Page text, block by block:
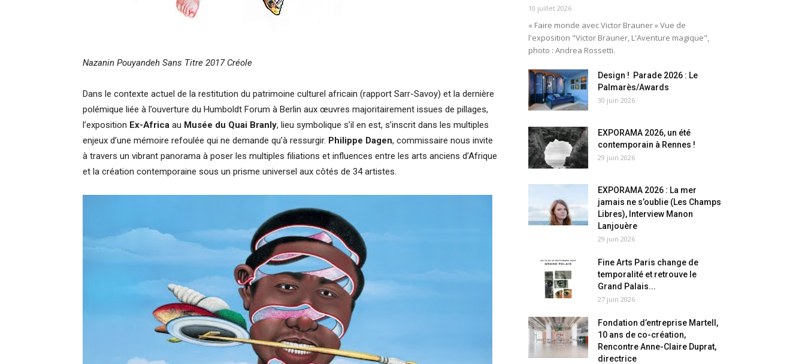
Nazanin Pouyandeh Sans Titre 2017 Créole
Dans le contexte actuel de la restitution du patrimoine culturel africain (rapport Sarr-Savoy) et la dernière
polémique liée à l’ouverture du Humboldt Forum à Berlin aux œuvres majoritairement issues de pillages,
l’exposition Ex-Africa au Musée du Quai Branly, lieu symbolique s’il en est, s’inscrit dans les multiples
enjeux d’une mémoire refoulée qui ne demande qu’à ressurgir. Philippe Dagen, commissaire nous invite
à travers un vibrant panorama à poser les multiples filiations et influences entre les arts anciens d’Afrique
et la création contemporaine sous un prisme universel aux côtés de 34 artistes.
10 juillet 2026
« Faire monde avec Victor Brauner » Vue de
l'exposition "Victor Brauner, L'Aventure magique",
photo : Andrea Rossetti.
Design ! Parade 2026 : Le
Palmarès/Awards
30 juin 2026
EXPORAMA 2026, un été
contemporain à Rennes !
29 juin 2026
EXPORAMA 2026 : La mer
jamais ne s’oublie (Les Champs
Libres), Interview Manon
Lanjouère
29 juin 2026
Fine Arts Paris change de
temporalité et retrouve le
Grand Palais...
27 juin 2026
Fondation d’entreprise Martell,
10 ans de co-création,
Rencontre Anne-Claire Duprat,
directrice